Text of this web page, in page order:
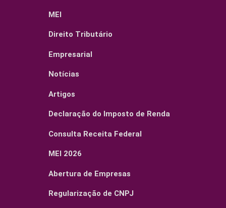
MEI
Direito Tributário
Empresarial
Notícias
Artigos
Declaração do Imposto de Renda
Consulta Receita Federal
MEI 2026
Abertura de Empresas
Regularização de CNPJ